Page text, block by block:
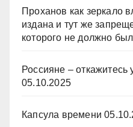
Проханов как зеркало
издана и тут же
которого не должно
Россияне – откажитесь
05.10.2025
Капсула времени